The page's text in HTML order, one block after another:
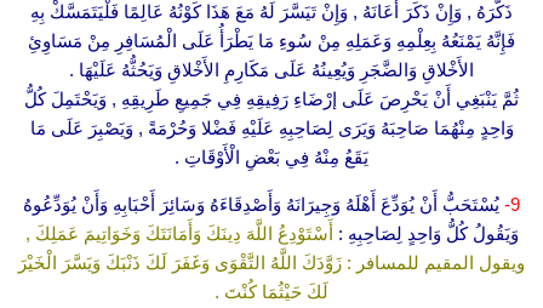
ذَكَّرَهُ , وَإِنْ ذَكَرَ أَعَانَهُ , وَإِنْ تَيَسَّرَ لَهُ مَعَ هَذَا كَوْنُهُ عَالِمًا فَلْيَتَمَسَّكْ بِهِ
فَإِنَّهُ يَمْنَعُهُ بِعِلْمِهِ وَعَمَلِهِ مِنْ سُوءِ مَا يَطْرَأُ عَلَى الْمُسَافِرِ مِنْ مَسَاوِئِ
الأَخْلاقِ وَالضَّجَرِ وَيُعِينُهُ عَلَى مَكَارِمِ الأَخْلاقِ وَيَحُثُّهُ عَلَيْهَا .
ثُمَّ يَنْبَغِي أَنْ يَحْرِصَ عَلَى إرْضَاءِ رَفِيقِهِ فِي جَمِيعِ طَرِيقِهِ , وَيَحْتَمِلَ كُلُّ
وَاحِدٍ مِنْهُمَا صَاحِبَهُ وَيَرَى لِصَاحِبِهِ عَلَيْهِ فَضْلا وَحُرْمَةً , وَيَصْبِرَ عَلَى مَا
يَقَعُ مِنْهُ فِي بَعْضِ الْأَوْقَاتِ .
9- يُسْتَحَبُّ أَنْ يُوَدِّعَ أَهْلَهُ وَجِيرَانَهُ وَأَصْدِقَاءَهُ وَسَائِرَ أَحْبَابِهِ وَأَنْ يُوَدِّعُوهُ
وَيَقُولُ كُلُّ وَاحِدٍ لِصَاحِبِهِ : أَسْتَوْدِعُ اللَّهَ دِينَكَ وَأَمَانَتَكَ وَخَوَاتِيمَ عَمَلِكَ ,
ويقول المقيم للمسافر : زَوَّدَكَ اللَّهُ التَّقْوَى وَغَفَرَ لَكَ ذَنْبَكَ وَيَسَّرَ الْخَيْرَ
لَكَ حَيْثُمَا كُنْتَ .